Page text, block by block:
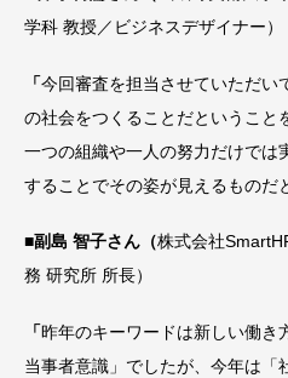
学科 教授／ビジネスデザイナー）
「今回審査を担当させていただい
の社会をつくることだということ
一つの組織や一人の努力だけでは
することでその姿が見えるものだ
■副島 智子さん（株式会社
務 研究所 所長）
「昨年のキーワードは新しい働き
当事者意識」でしたが、今年は「